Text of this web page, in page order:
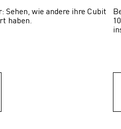
Sehen, wie andere ihre Cubit
haben.